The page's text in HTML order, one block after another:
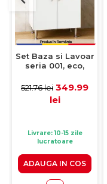
Set Baza si Lavoar
seria 001, eco,
alb
521.76 lei 349.99
lei
Livrare: 10-15 zile
lucratoare
ADAUGA IN COS